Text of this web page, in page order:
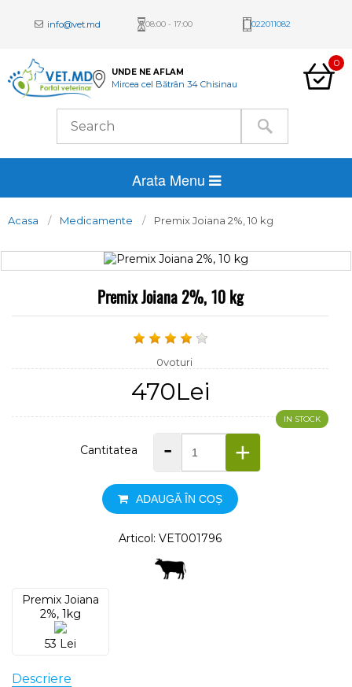
info@vet.md 08:00 - 17:00 022011082
UNDE NE AFLAM
Mircea cel Bătrân 34 Chisinau
0
Arata Menu
Acasa Medicamente Premix Joiana 2%, 10 kg
Premix Joiana 2%, 10 kg
0voturi
470Lei
IN STOCK
Cantitatea - +
ADAUGĂ ÎN COȘ
Articol: VET001796
Premix Joiana
2%, 1kg
53 Lei
Descriere